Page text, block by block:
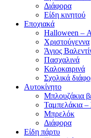
Διάφορα
Είδη κινητού
Εποχιακά
Halloween –
Χριστούγεννα
Άγιος
Πασχαλινά
Καλοκαιρινά
Σχολικά
Αυτοκίνητο
Μπλουζάκια
Ταμπελάκια –
Μπρελόκ
Διάφορα
Είδη πάρτυ